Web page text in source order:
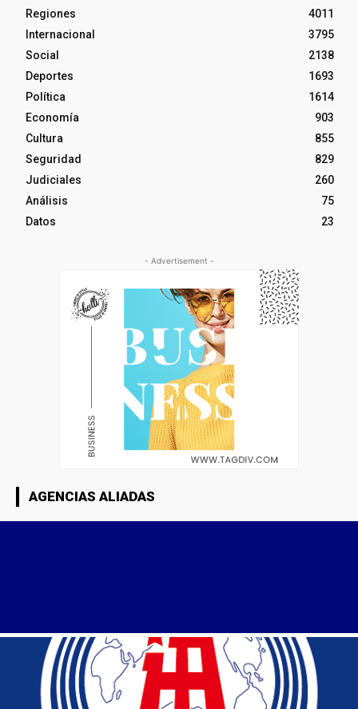
Regiones
4011
Internacional
3795
Social
2138
Deportes
1693
Política
1614
Economía
903
Cultura
855
Seguridad
829
Judiciales
260
Análisis
75
Datos
23
- Advertisement -
AGENCIAS ALIADAS